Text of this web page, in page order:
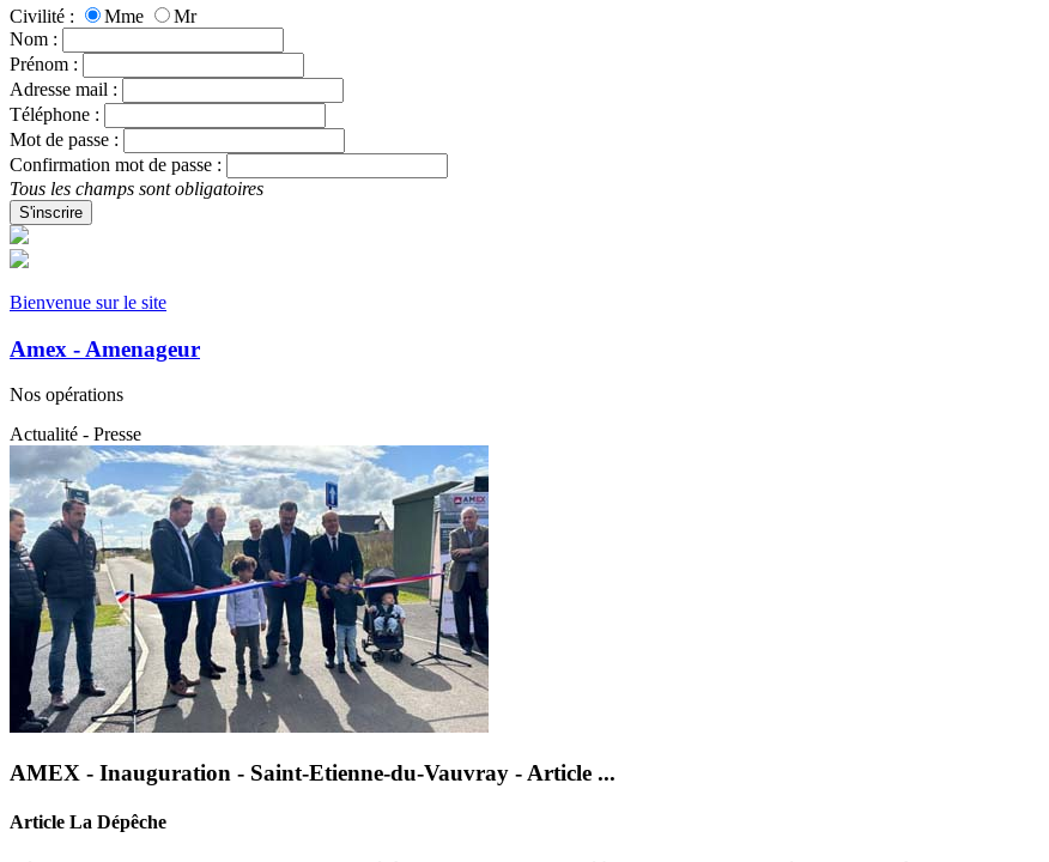
Civilité :
Mme
Mr
Nom :
Prénom :
Adresse mail :
Téléphone :
Mot de passe :
Confirmation mot de passe :
Tous les champs sont obligatoires
S'inscrire
Bienvenue sur le site
Amex - Amenageur
Nos opérations
Actualité - Presse
AMEX - Inauguration - Saint-Etienne-du-Vauvray - Article ...
Article La Dépêche